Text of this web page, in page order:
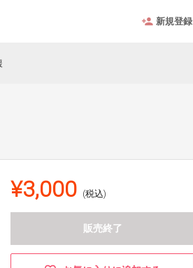
新規登録
¥3,000 (税込)
販売終了